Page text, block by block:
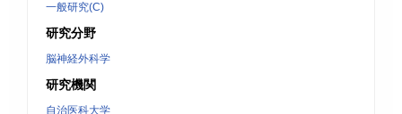
一般研究(C)
研究分野
脳神経外科学
研究機関
自治医科大学